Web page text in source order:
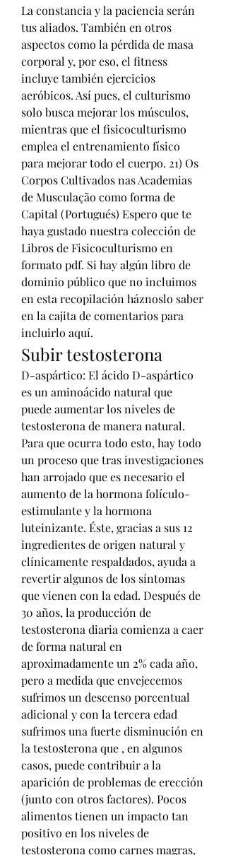
La constancia y la paciencia serán
tus aliados. También en otros
aspectos como la pérdida de masa
corporal y, por eso, el fitness
incluye también ejercicios
aeróbicos. Así pues, el culturismo
solo busca mejorar los músculos,
mientras que el fisicoculturismo
emplea el entrenamiento físico
para mejorar todo el cuerpo. 21) Os
Corpos Cultivados nas Academias
de Musculação como forma de
Capital (Portugués) Espero que te
haya gustado nuestra colección de
Libros de Fisicoculturismo en
formato pdf. Si hay algún libro de
dominio público que no incluimos
en esta recopilación háznoslo saber
en la cajita de comentarios para
incluirlo aquí.
Subir testosterona
D-aspártico: El ácido D-aspártico
es un aminoácido natural que
puede aumentar los niveles de
testosterona de manera natural.
Para que ocurra todo esto, hay todo
un proceso que tras investigaciones
han arrojado que es necesario el
aumento de la hormona folículo-
estimulante y la hormona
luteinizante. Éste, gracias a sus 12
ingredientes de origen natural y
clínicamente respaldados, ayuda a
revertir algunos de los síntomas
que vienen con la edad. Después de
30 años, la producción de
testosterona diaria comienza a caer
de forma natural en
aproximadamente un 2% cada año,
pero a medida que envejecemos
sufrimos un descenso porcentual
adicional y con la tercera edad
sufrimos una fuerte disminución en
la testosterona que , en algunos
casos, puede contribuir a la
aparición de problemas de erección
(junto con otros factores). Pocos
alimentos tienen un impacto tan
positivo en los niveles de
testosterona como carnes magras,